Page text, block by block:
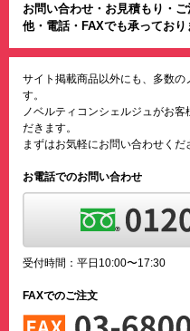
お問い合わせ・お見積もり・
他・電話・FAXでも承っており
サイト掲載商品以外にも、多数の
す。
ノベルティコンシェルジュがお
だきます。
まずはお気軽にお問い合わせくだ
お電話でのお問い合わせ
受付時間：平日10:00〜17:30
FAXでのご注文